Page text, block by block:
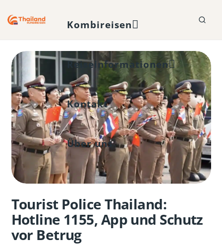
Kombireisen
Reiseinformationen
Kontakt
Über uns
Tourist Police Thailand:
Hotline 1155, App und Schutz
vor Betrug